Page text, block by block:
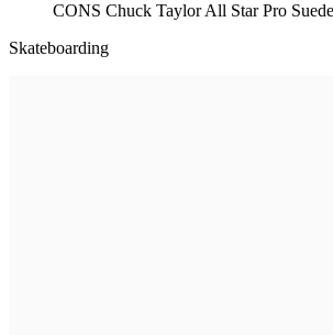
CONS Chuck Taylor All Star Pro Suede
Skateboarding